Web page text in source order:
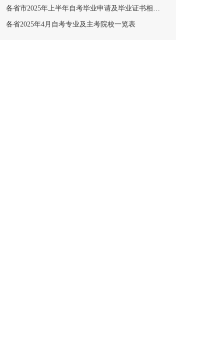
各省市2025年上半年自考毕业申请及毕业证书相关安排汇总
各省2025年4月自考专业及主考院校一览表